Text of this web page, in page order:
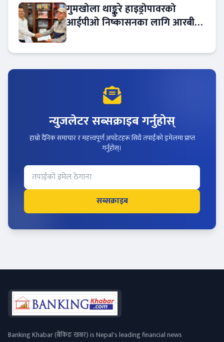
गुमखोला थाङ्कुरे हाइड्रोपावरको
आईपीओ निष्कासनका लागि आरबीबी
न्युजलेटर सब्सक्राइब गर्नुहोस्
हाम्रो दैनिक समाचार र महत्त्वपूर्ण अपडेटहरू सिधै तपाईंको इमेलमा प्राप्त
गर्नुहोस्।
सब्सक्राइब
Banking Khabar (बैंकिङ खबर) is Nepal's leading financial news